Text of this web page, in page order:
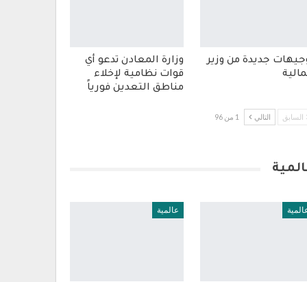
جديدة من وزير
وزارة المعادن تدعو أي
قوات نظامية لإخلاء
مناطق التعدين فورياً
السابق التالي 1 من 96
عالمية